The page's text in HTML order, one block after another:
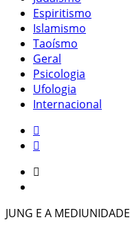
Espiritismo
Islamismo
Taoísmo
Geral
Psicologia
Ufologia
Internacional
JUNG E A MEDIUNIDADE